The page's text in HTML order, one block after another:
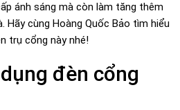
ánh sáng mà còn làm tăng thêm
Hãy cùng Hoàng Quốc Bảo tìm hiểu
trụ cổng này nhé!
đèn cổng